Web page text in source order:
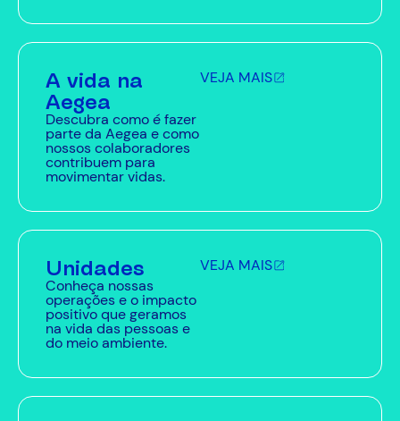
A vida na
Aegea
Descubra como é fazer
parte da Aegea e como
nossos colaboradores
contribuem para
movimentar vidas.
VEJA MAIS
Unidades
Conheça nossas
operações e o impacto
positivo que geramos
na vida das pessoas e
do meio ambiente.
VEJA MAIS